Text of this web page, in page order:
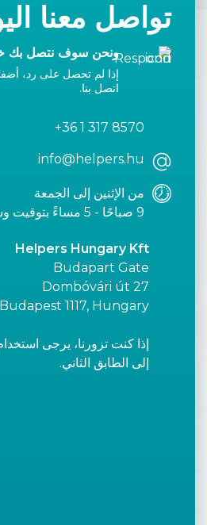
تواصل معنا
ونحن سوف نتصل بك
إذا لم تحصل على رد،
اتصل بنا.
+36 1 317 8570
info@helpers.hu
من الإثنين إلى الجمعة
9 صباحًا - 5 مساءً بتوقيت وسط أوروبا
Helpers Hungary Kft
Budapart Gate
Dombóvári út 27
Budapest 1117, Hungary
إلى الطابق الثاني.